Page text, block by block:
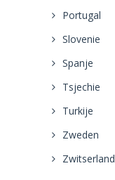
Portugal
Slovenie
Spanje
Tsjechie
Turkije
Zweden
Zwitserland